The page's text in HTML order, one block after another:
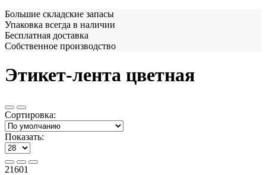
Большие складские запасы
Упаковка всегда в наличии
Бесплатная доставка
Собственное производство
Этикет-лента цветная
Сортировка:
Показать:
21601